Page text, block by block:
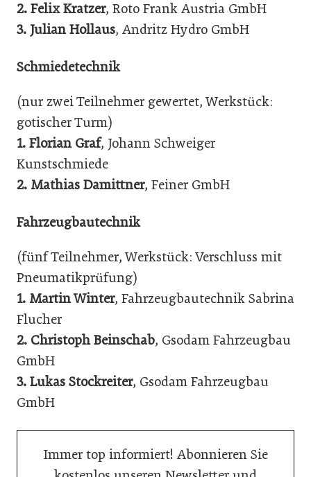
2. Felix Kratzer, Roto Frank Austria GmbH
3. Julian Hollaus, Andritz Hydro GmbH
Schmiedetechnik
(nur zwei Teilnehmer gewertet, Werkstück:
gotischer Turm)
1. Florian Graf, Johann Schweiger
Kunstschmiede
2. Mathias Damittner, Feiner GmbH
Fahrzeugbautechnik
(fünf Teilnehmer, Werkstück: Verschluss mit
Pneumatikprüfung)
1. Martin Winter, Fahrzeugbautechnik Sabrina
Flucher
2. Christoph Beinschab, Gsodam Fahrzeugbau
GmbH
3. Lukas Stockreiter, Gsodam Fahrzeugbau
GmbH
Immer top informiert! Abonnieren Sie